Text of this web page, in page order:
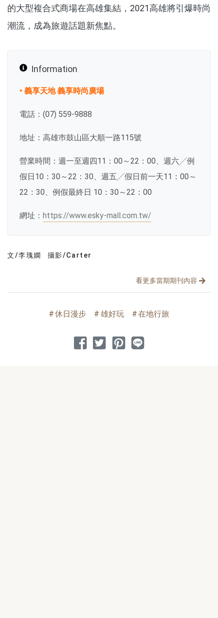
的大型複合式商場在高雄集結，2021高雄將引爆時尚
潮流，成為旅遊話題新焦點。
Information
• 義享天地 義享時尚廣場
電話：(07) 559-9888
地址：高雄巿鼓山區大順一路115號
營業時間：週一至週四11：00～22：00、週六╱例
假日10：30～22：30、週五╱假日前一天11：00～
22：30、例假最終日 10：30～22：00
網址： https://www.esky-mall.com.tw/
文/李瑰嫻 攝影/Carter
看更多當期期刊內容
休日漫步 雄好玩 在地行旅
分享到 Facebook
分享到 Twitter
分享到 Pinterest
分享到 Line